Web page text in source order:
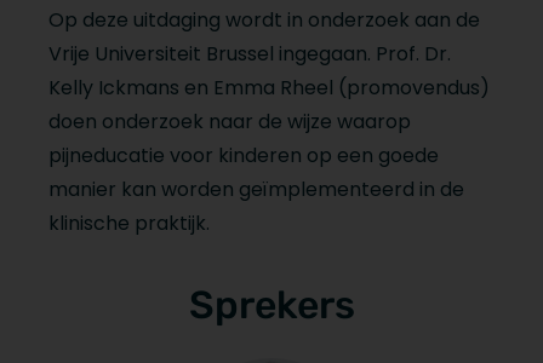
Op deze uitdaging wordt in onderzoek aan de
Vrije Universiteit Brussel ingegaan. Prof. Dr.
Kelly Ickmans en Emma Rheel (promovendus)
doen onderzoek naar de wijze waarop
pijneducatie voor kinderen op een goede
manier kan worden geïmplementeerd in de
klinische praktijk.
Sprekers